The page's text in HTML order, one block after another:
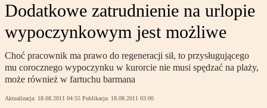
Dodatkowe zatrudnienie na urlopie
wypoczynkowym jest możliwe
Choć pracownik ma prawo do regeneracji sił, to przysługującego
mu corocznego wypoczynku w kurorcie nie musi spędzać na plaży,
może również w fartuchu barmana
Aktualizacja: 18.08.2011 04:55 Publikacja: 18.08.2011 03:00